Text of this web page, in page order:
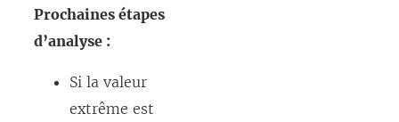
Prochaines étapes
d’analyse :
Si la valeur
extrême est